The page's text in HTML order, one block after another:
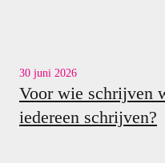
30 juni 2026
Voor wie schrijven
iedereen schrijven?